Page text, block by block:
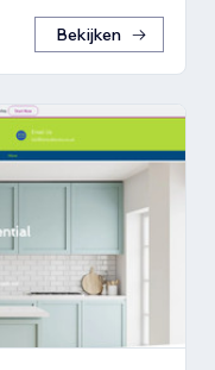
Bekijken